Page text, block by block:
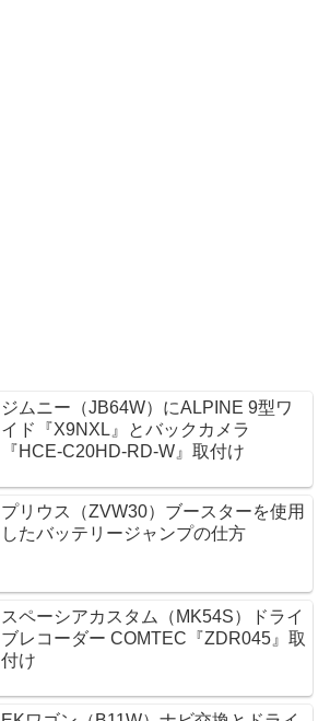
ジムニー（JB64W）にALPINE 9型ワ
イド『X9NXL』とバックカメラ
『HCE-C20HD-RD-W』取付け
プリウス（ZVW30）ブースターを使用
したバッテリージャンプの仕方
スペーシアカスタム（MK54S）ドライ
ブレコーダー COMTEC『ZDR045』取
付け